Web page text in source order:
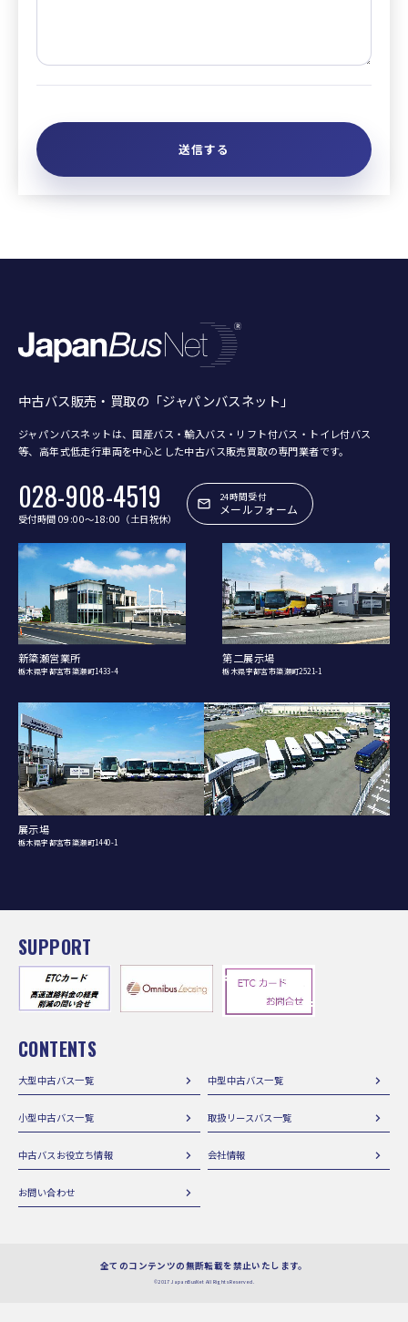
中古バス販売・買取の「ジャパンバスネット」
ジャパンバスネットは、国産バス・輸入バス・リフト付バス・トイレ付バス
等、 高年式低走行車両を中心とした中古バス販売買取の専門業者です。
028-908-4519
受付時間 09:00〜18:00（土日祝休）
24時間受付
メールフォーム
新簗瀬営業所
栃木県宇都宮市簗瀬町1433-4
第二展示場
栃木県宇都宮市簗瀬町2521-1
展示場
栃木県宇都宮市簗瀬町1440-1
SUPPORT
CONTENTS
大型中古バス一覧 中型中古バス一覧
小型中古バス一覧 取扱リースバス一覧
中古バスお役立ち情報 会社情報
お問い合わせ
全てのコンテンツの無断転載を禁止いたします。
©2017 JapanBusNet All Rights Reserved.